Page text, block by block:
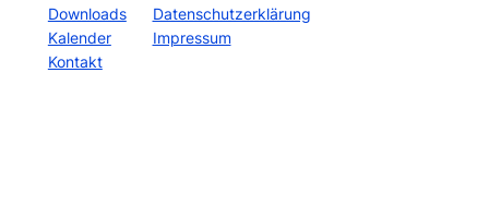
Downloads
Kalender
Kontakt
Datenschutzerklärung
Impressum